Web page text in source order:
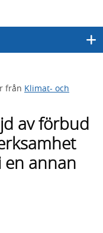
från Klimat- och
av förbud
en annan